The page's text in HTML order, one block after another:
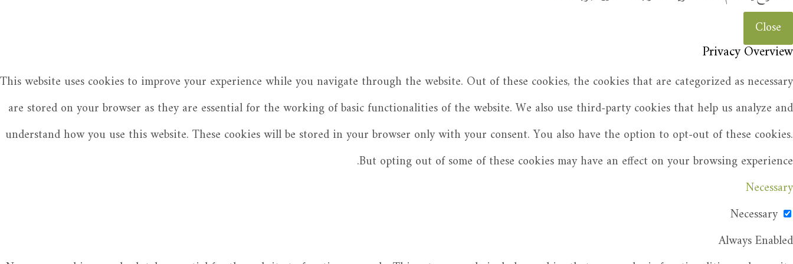
Close
Privacy Overview
This website uses cookies to improve your experience while you navigate through the website. Out of these cookies, the cookies that are categorized as necessary
are stored on your browser as they are essential for the working of basic functionalities of the website. We also use third-party cookies that help us analyze and
understand how you use this website. These cookies will be stored in your browser only with your consent. You also have the option to opt-out of these cookies.
But opting out of some of these cookies may have an effect on your browsing experience.
Necessary
Necessary
Always Enabled